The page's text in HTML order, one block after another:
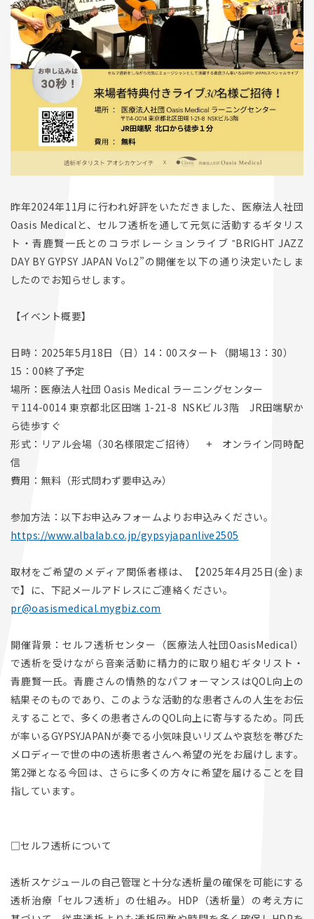
昨年2024年11月に行われ好評をいただきました、医療法人社団
Oasis Medicalと、セルフ透析を通して元気に活動するギタリス
ト・青鹿賢一氏とのコラボレーションライブ ‟BRIGHT JAZZ
DAY BY GYPSY JAPAN Vol.2”の開催を以下の通り決定いたしま
したのでお知らせします。
【イベント概要】
日時：2025年5月18日（日）14：00スタート（開場13：30）
15：00終了予定
場所：医療法人社団 Oasis Medical ラーニングセンター
〒114-0014 東京都北区田端 1-21-8 NSKビル3階 JR田端駅か
ら徒歩すぐ
形式：リアル会場（30名様限定ご招待） + オンライン同時配
信
費用：無料（形式問わず要申込み）
参加方法：以下お申込みフォームよりお申込みください。
https://www.albalab.co.jp/gypsyjapanlive2505
取材をご希望のメディア関係者様は、【2025年4月25日(金)ま
で】に、下記メールアドレスにご連絡ください。
pr@oasismedical.mygbiz.com
開催背景：セルフ透析センター（医療法人社団OasisMedical）
で透析を受けながら音楽活動に精力的に取り組むギタリスト・
青鹿賢一氏。青鹿さんの情熱的なパフォーマンスはQOL向上の
結果そのものであり、このような活動的な患者さんの人生をお伝
えすることで、多くの患者さんのQOL向上に寄与するため。同氏
が率いるGYPSYJAPANが奏でる小気味良いリズムや哀愁を帯びた
メロディーで世の中の透析患者さんへ希望の光をお届けします。
第2弾となる今回は、さらに多くの方々に希望を届けることを目
指しています。
□セルフ透析について
透析スケジュールの自己管理と十分な透析量の確保を可能にする
透析治療「セルフ透析」の仕組み。HDP（透析量）の考え方に